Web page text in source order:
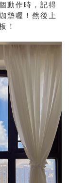
動作時，記得
墊喔！然後上
！